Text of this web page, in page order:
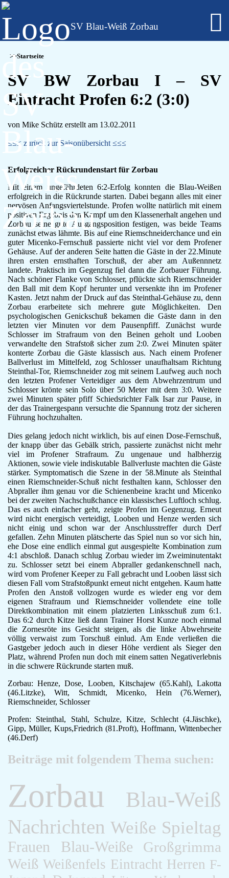
Alte Herren
Fußball - Frauen
Regionalklasse 4 - Sachsen-Anhalt
Fußball - Nachwuchs
A-Jugend
C-Jugend
D-Jugend
E-Jugend
F-Jugend
Leichtathletik
Gymnastikgruppe
Läufergruppe
Verein
Aktuelles
Spielstätte
Stadionordnung
Kontakt
Vereinsgeschichte
Dokumente
Rechtliches
Datenschutz
Impressum
SV Blau-Weiß Zorbau
Startseite
SV BW Zorbau I – SV
Eintracht Profen 6:2 (3:0)
von Mike Schütz erstellt am 13.02.2011
≤≤≤ zurück zur Saisonübersicht ≤≤≤
Erfolgreicher Rückrundenstart für Zorbau
Mit einem ungefährdeten 6:2-Erfolg konnten die Blau-Weißen
erfolgreich in die Rückrunde starten. Dabei begann alles mit einer
nervösen Anfangsviertelstunde. Profen wollte natürlich mit einem
positiven Ergebnis den Kampf um den Klassenerhalt angehen und
Zorbau seine gute Ausgangsposition festigen, was beide Teams
zunächst etwas lähmte. Bis auf eine Riemschneiderchance und ein
guter Micenko-Fernschuß passierte nicht viel vor dem Profener
Gehäuse. Auf der anderen Seite hatten die Gäste in der 22.Minute
ihren ersten ernsthaften Torschuß, der aber am Außennnetz
landete. Praktisch im Gegenzug fiel dann die Zorbauer Führung.
Nach schöner Flanke von Schlosser, pflückte sich Riemschneider
den Ball mit dem Kopf herunter und versenkte ihn im Profener
Kasten. Jetzt nahm der Druck auf das Steinthal-Gehäuse zu, denn
Zorbau erarbeitete sich mehrere gute Möglichkeiten. Den
psychologischen Genickschuß bekamen die Gäste dann in den
letzten vier Minuten vor dem Pausenpfiff. Zunächst wurde
Schlosser im Strafraum von den Beinen geholt und Looben
verwandelte den Strafstoß sicher zum 2:0. Zwei Minuten später
konterte Zorbau die Gäste klassisch aus. Nach einem Profener
Ballverlust im Mittelfeld, zog Schlosser unaufhaltsam Richtung
Steinthal-Tor, Riemschneider zog mit seinem Laufweg auch noch
den letzten Profener Verteidiger aus dem Abwehrzentrum und
Schlosser krönte sein Solo über 50 Meter mit dem 3:0. Weitere
zwei Minuten später pfiff Schiedsrichter Falk Isar zur Pause, in
der das Trainergespann versuchte die Spannung trotz der sicheren
Führung hochzuhalten.
Dies gelang jedoch nicht wirklich, bis auf einen Dose-Fernschuß,
der knapp über das Gebälk strich, passierte zunächst nicht mehr
viel im Profener Strafraum. Zu ungenaue und halbherzig
Aktionen, sowie viele indiskutable Ballverluste machten die Gäste
stärker. Symptomatisch die Szene in der 58.Minute als Steinthal
einen Riemschneider-Schuß nicht festhalten kann, Schlosser den
Abpraller ihm genau vor die Schienenbeine kracht und Micenko
bei der zweiten Nachschußchance ein klassisches Luftloch schlug.
Das es auch einfacher geht, zeigte Profen im Gegenzug. Erneut
wird nicht energisch verteidigt, Looben und Henze werden sich
nicht einig und schon war der Anschlusstreffer durch Derf
gefallen. Zehn Minuten plätscherte das Spiel nun so vor sich hin,
ehe Dose eine endlich einmal gut ausgespielte Kombination zum
4:1 abschloß. Danach schlug Zorbau wieder im Zweiminutentakt
zu. Schlosser setzt bei einem Abpraller gedankenschnell nach,
wird vom Profener Keeper zu Fall gebracht und Looben lässt sich
diesen Fall vom Strafstoßpunkt erneut nicht entgehen. Kaum hatte
Profen den Anstoß vollzogen wurde es wieder eng vor dem
eigenen Strafraum und Riemschneider vollendete eine tolle
Direktkombination mit einem platzierten Linksschuß zum 6:1.
Das 6:2 durch Kitze ließ dann Trainer Horst Kunze noch einmal
die Zornesröte ins Gesicht steigen, als die linke Abwehrseite
völlig verwaist zum Torschuß einlud. Am Ende verließen die
Gastgeber jedoch auch in dieser Höhe verdient als Sieger den
Platz, während Profen nun doch mit einem satten Negativerlebnis
in die schwere Rückrunde starten muß.
Zorbau: Henze, Dose, Looben, Kitschajew (65.Kahl), Lakotta
(46.Litzke), Witt, Schmidt, Micenko, Hein (76.Werner),
Riemschneider, Schlosser
Profen: Steinthal, Stahl, Schulze, Kitze, Schlecht (4.Jäschke),
Gipp, Müller, Kups,Friedrich (81.Proft), Hoffmann, Wittenbecher
(46.Derf)
Beiträge mit folgendem Thema suchen:
Zorbau Blau-Weiß
Nachrichten Weiße Spieltag
Frauen Blau-Weiße
Großgrimma
Weiß Weißenfels Eintracht Herren F-